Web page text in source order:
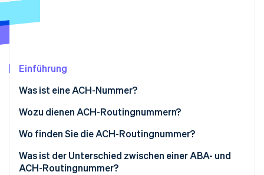
Betrugsprävention
Atlas
Online-Identitätsprüfung
Stripe-Sessions 2026
Erfahren Sie, wie Stripe Lösungen für die
Einführung
Was ist eine ACH-Nummer?
Wozu dienen ACH-Routingnummern?
Wo finden Sie die ACH-Routingnummer?
Was ist der Unterschied zwischen einer ABA- und
ACH-Routingnummer?